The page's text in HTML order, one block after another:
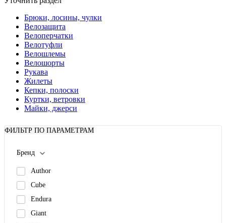
Брюки, лосины, чулки
Велозащита
Велоперчатки
Велотуфли
Велошлемы
Велошорты
Рукава
Жилеты
Кепки, полоски
Куртки, ветровки
Майки, джерси
ФИЛЬТР ПО ПАРАМЕТРАМ
Бренд
Author
Cube
Endura
Giant